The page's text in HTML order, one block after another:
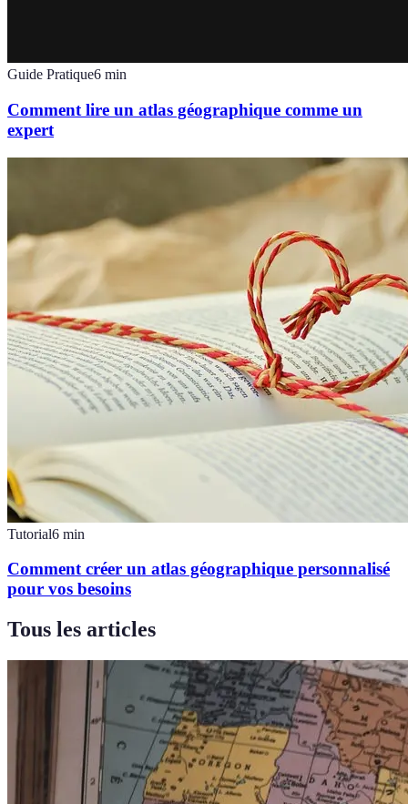
Guide Pratique6 min
Comment lire un atlas géographique comme un
expert
Tutorial6 min
Comment créer un atlas géographique personnalisé
pour vos besoins
Tous les articles